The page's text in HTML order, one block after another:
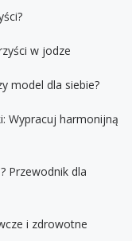
w jodze
model dla siebie?
Wypracuj harmonijną
Przewodnik dla
i zdrowotne